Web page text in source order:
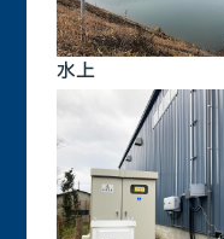
水上